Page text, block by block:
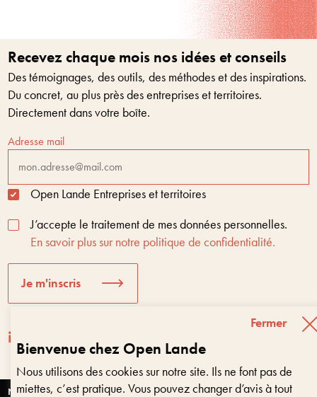
Nous vous aidons à être encore là dans 10 ans
?
Recevez chaque mois nos idées et conseils
Des témoignages, des outils, des méthodes et des inspirations.
Du concret, au plus près des entreprises et territoires.
Directement dans votre boîte.
Adresse mail
Open Lande Entreprises et territoires
J’accepte le traitement de mes données personnelles.
En savoir plus sur notre politique de confidentialité.
Je m'inscris
Nantes
Bienvenue chez Open Lande
Fermer
Nous utilisons des cookies sur notre site. Ils ne font pas de
miettes, c’est pratique. Vous pouvez changer d’avis à tout